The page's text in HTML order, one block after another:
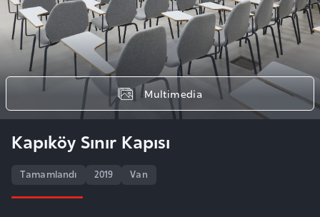
Kapıköy Sınır Kapısı
Tamamlandı 2019 Van
Multimedia